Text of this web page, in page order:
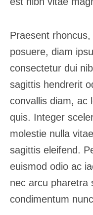
Praesent
posuere, diam
consectetur dui
sagittis hendrerit
convallis diam, ac
quis. Integer
molestie nulla
sagittis eleifend.
euismod odio ac
nec arcu pharetra
condimentum